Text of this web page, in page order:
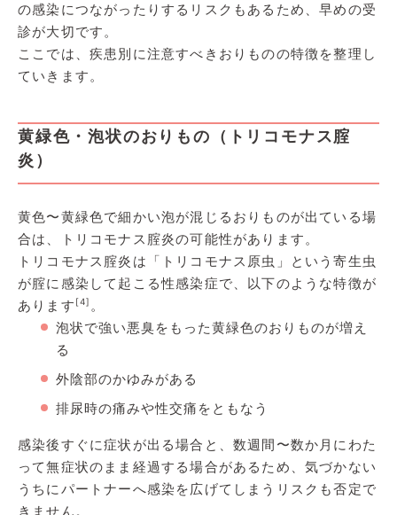
の感染につながったりするリスクもあるため、早めの受
診が大切です。
ここでは、疾患別に注意すべきおりものの特徴を整理し
ていきます。
黄緑色・泡状のおりもの（トリコモナス腟
炎）
黄色〜黄緑色で細かい泡が混じるおりものが出ている場
合は、トリコモナス腟炎の可能性があります。
トリコモナス腟炎は「トリコモナス原虫」という寄生虫
が腟に感染して起こる性感染症で、以下のような特徴が
あります [4] 。
泡状で強い悪臭をもった黄緑色のおりものが増え
る
外陰部のかゆみがある
排尿時の痛みや性交痛をともなう
感染後すぐに症状が出る場合と、数週間〜数か月にわた
って無症状のまま経過する場合があるため、気づかない
うちにパートナーへ感染を広げてしまうリスクも否定で
きません。